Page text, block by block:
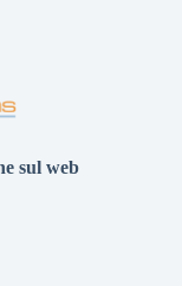
sul web